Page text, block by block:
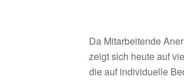
Da Mitarbeitende
zeigt sich heute auf
die auf individuelle